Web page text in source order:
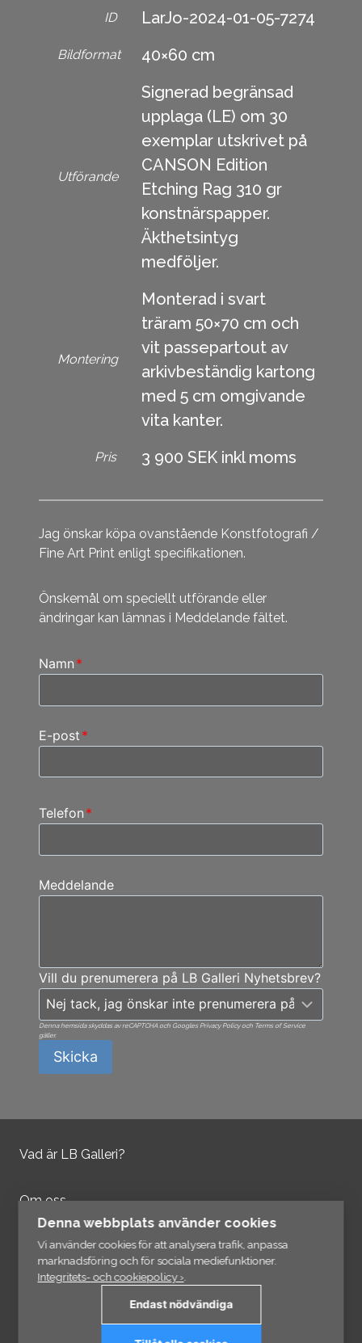
ID LarJo-2024-01-05-7274
Bildformat 40×60 cm
Utförande
Signerad begränsad
upplaga (LE) om 30
exemplar utskrivet på
CANSON Edition
Etching Rag 310 gr
konstnärspapper.
Äkthetsintyg
medföljer.
Montering
Monterad i svart
träram 50×70 cm och
vit passepartout av
arkivbeständig kartong
med 5 cm omgivande
vita kanter.
Pris 3 900 SEK inkl moms
Jag önskar köpa ovanstående Konstfotografi /
Fine Art Print enligt specifikationen.
Önskemål om speciellt utförande eller
ändringar kan lämnas i Meddelande fältet.
Namn *
E-post *
Telefon *
Meddelande
Vill du prenumerera på LB Galleri Nyhetsbrev?
Denna hemsida skyddas av reCAPTCHA och Googles Privacy Policy och Terms of Service
gäller.
Skicka
Vad är LB Galleri?
Om oss
Kontakta oss
Integritetspolicy
Denna webbplats använder cookies
Vi använder cookies för att analysera trafik, anpassa
marknadsföring och för sociala mediefunktioner.
Integritets- och cookiepolicy ›.
Endast nödvändiga